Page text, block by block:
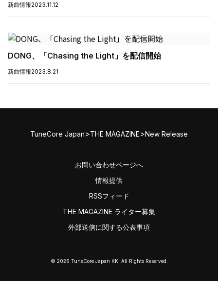
新曲情報2023.11.12
DONG、「Chasing the Light」を配信開始
新曲情報2023.8.21
TuneCore Japan>THE MAGAZINE>New Release
お問い合わせページへ
情報提供
RSSフィード
THE MAGAZINE ライター募集
外部送信に関する公表事項
© 2026 TuneCore Japan KK. All Rights Reserved.